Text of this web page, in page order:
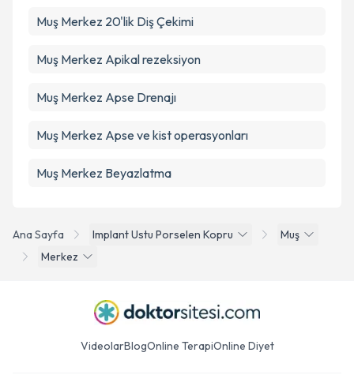
Ana Sayfa Implant Ustu Porselen Kopru
Muş
Merkez
Muş Merkez 20'lik Diş Çekimi
Muş Merkez Apikal rezeksiyon
Muş Merkez Apse Drenajı
Muş Merkez Apse ve kist operasyonları
Muş Merkez Beyazlatma
VideolarBlogOnline TerapiOnline Diyet